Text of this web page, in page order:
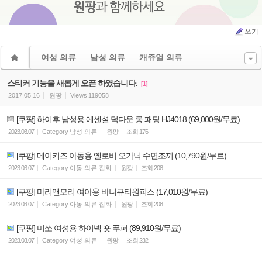
쓰기
여성 의류 남성 의류 캐쥬얼 의류
스티커 기능을 새롭게 오픈 하였습니다. [1]
2017.05.16
원팡 Views 119058
[쿠팡] 하이후 남성용 에센셜 덕다운 롱 패딩 HJ4018 (69,000원/무료)
2023.03.07 Category 남성 의류 원팡 조회 176
[쿠팡] 메이키즈 아동용 옐로비 오가닉 수면조끼 (10,790원/무료)
2023.03.07 Category 아동 의류 잡화 원팡 조회 208
[쿠팡] 마리앤모리 여아용 바니큐티원피스 (17,010원/무료)
2023.03.07 Category 아동 의류 잡화 원팡 조회 208
[쿠팡] 미쏘 여성용 하이넥 숏 푸퍼 (89,910원/무료)
2023.03.07 Category 여성 의류 원팡 조회 232